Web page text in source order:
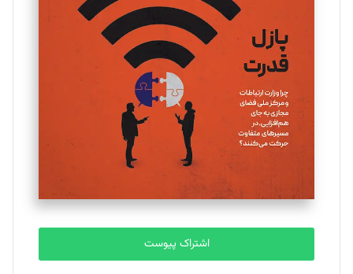
یسنا امان‌پور
تحریریه
ملینا جعفری
تحریریه
مصطفی مسجدی آرانی
تحریریه
بابک نقاش
اشتراک پیوست